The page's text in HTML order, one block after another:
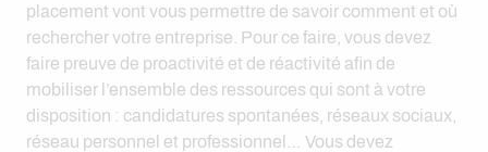
placement vont vous permettre de savoir comment et où
rechercher votre entreprise. Pour ce faire, vous devez
faire preuve de proactivité et de réactivité afin de
mobiliser l’ensemble des ressources qui sont à votre
disposition : candidatures spontanées, réseaux sociaux,
réseau personnel et professionnel… Vous devez